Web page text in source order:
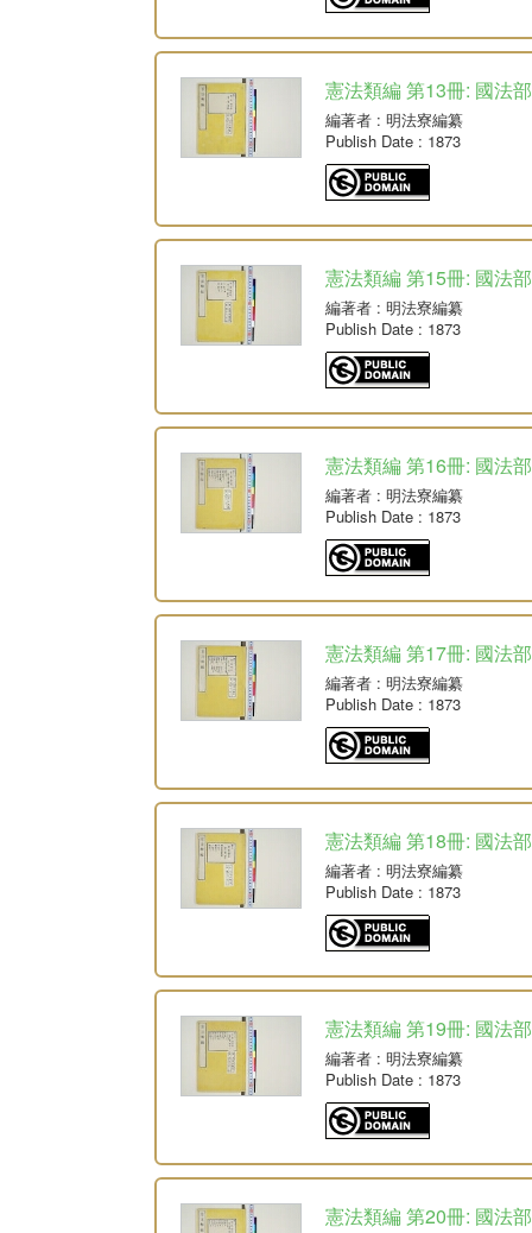
憲法類編 第13冊: 國法
編著者 : 明法寮編纂
Publish Date : 1873
憲法類編 第15冊: 國法
編著者 : 明法寮編纂
Publish Date : 1873
憲法類編 第16冊: 國法
編著者 : 明法寮編纂
Publish Date : 1873
憲法類編 第17冊: 國法
編著者 : 明法寮編纂
Publish Date : 1873
憲法類編 第18冊: 國法
編著者 : 明法寮編纂
Publish Date : 1873
憲法類編 第19冊: 國法
編著者 : 明法寮編纂
Publish Date : 1873
憲法類編 第20冊: 國法